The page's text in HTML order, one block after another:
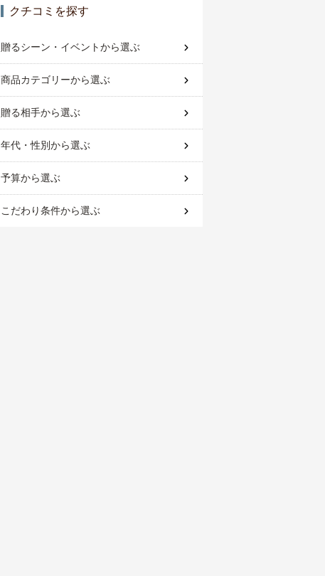
クチコミを探す
贈るシーン・イベントから選ぶ
商品カテゴリーから選ぶ
贈る相手から選ぶ
年代・性別から選ぶ
予算から選ぶ
こだわり条件から選ぶ